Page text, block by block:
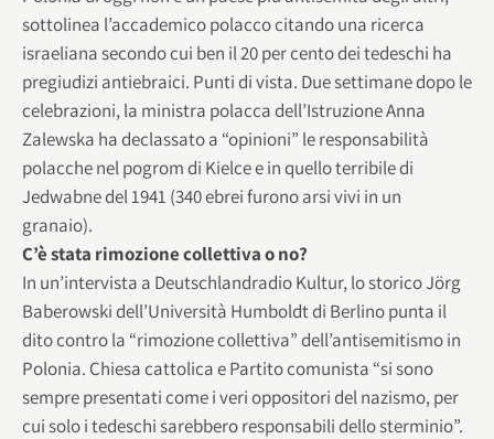
sottolinea l’accademico polacco citando una ricerca
israeliana secondo cui ben il 20 per cento dei tedeschi ha
pregiudizi antiebraici. Punti di vista. Due settimane dopo le
celebrazioni, la ministra polacca dell’Istruzione Anna
Zalewska ha declassato a “opinioni” le responsabilità
polacche nel pogrom di Kielce e in quello terribile di
Jedwabne del 1941 (340 ebrei furono arsi vivi in un
granaio).
C’è stata rimozione collettiva o no?
In un’intervista a Deutschlandradio Kultur, lo storico Jörg
Baberowski dell’Università Humboldt di Berlino punta il
dito contro la “rimozione collettiva” dell’antisemitismo in
Polonia. Chiesa cattolica e Partito comunista “si sono
sempre presentati come i veri oppositori del nazismo, per
cui solo i tedeschi sarebbero responsabili dello sterminio”.